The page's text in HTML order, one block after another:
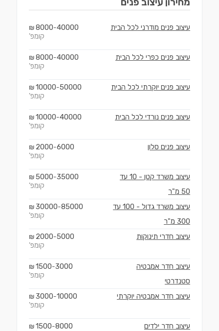
עיצוב פנים מודרני לכל הבית 8000-40000
₪
קומפ'
עיצוב פנים כפרי לכל הבית 8000-40000
₪
קומפ'
עיצוב פנים יוקרתי לכל הבית 10000-50000
₪
קומפ'
עיצוב פנים נורדי לכל הבית 10000-40000
₪
קומפ'
עיצוב פנים סלון 2000-6000
₪
קומפ'
עיצוב משרד קטן - 10 עד
50 מ"ר
5000-35000
₪
קומפ'
עיצוב משרד גדול - 100 עד
300 מ"ר
30000-85000
₪
קומפ'
עיצוב חדרי תינוקות 2000-5000
₪
קומפ'
עיצוב חדר אמבטיה
סטנדרטי
1500-3000
₪
קומפ'
עיצוב חדר אמבטיה יוקרתי 3000-10000
₪
קומפ'
עיצוב חדר ילדים 1500-8000
₪